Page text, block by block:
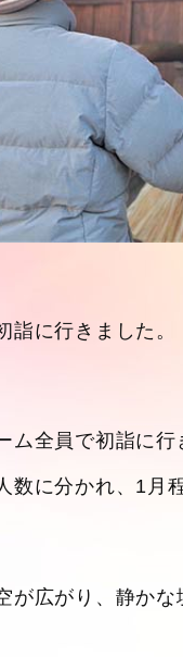
詣に行きました。
ム全員で初詣に
数に分かれ、1月
が広がり、静か